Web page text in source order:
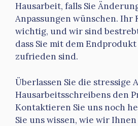
Hausarbeit, falls Sie
Anpassungen wünschen. Ihr
wichtig, und wir sind
dass Sie mit dem
zufrieden sind.
Überlassen Sie die stressige
Hausarbeitsschreibens den
Kontaktieren Sie uns noch
Sie uns wissen, wie wir